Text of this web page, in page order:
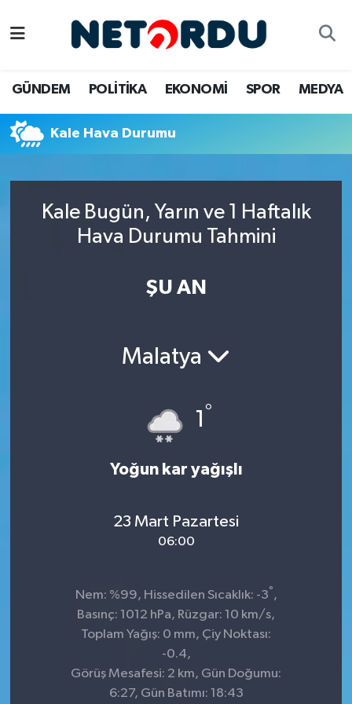
GÜNDEM POLİTİKA EKONOMİ SPOR MEDYA
Kale Hava Durumu
Kale Bugün, Yarın ve 1 Haftalık
Hava Durumu Tahmini
ŞU AN
Malatya
1 °
Yoğun kar yağışlı
23 Mart Pazartesi
06:00
Nem: %99, Hissedilen Sıcaklık: -3° ,
Basınç: 1012 hPa, Rüzgar: 10 km/s,
Toplam Yağış: 0 mm, Çiy Noktası:
-0.4,
Görüş Mesafesi: 2 km, Gün Doğumu:
6:27, Gün Batımı: 18:43
DÜNYA
EĞİTİM
EKONOMİ
POLİTİKA
Namaz Vakitleri
Trafik Durumu
Süper Lig Puan Durumu ve Fikstür
Son Dakika Haberleri